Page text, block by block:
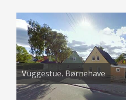
Vuggestue, Børnehave